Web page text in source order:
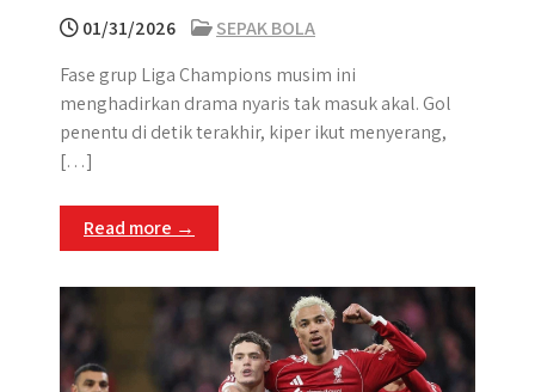
01/31/2026
SEPAK BOLA
Fase grup Liga Champions musim ini
menghadirkan drama nyaris tak masuk akal. Gol
penentu di detik terakhir, kiper ikut menyerang,
[…]
Read more →